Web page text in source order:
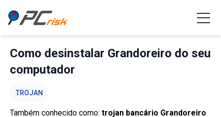
Como desinstalar Grandoreiro do seu
computador
TROJAN
Também conhecido como: trojan bancário Grandoreiro